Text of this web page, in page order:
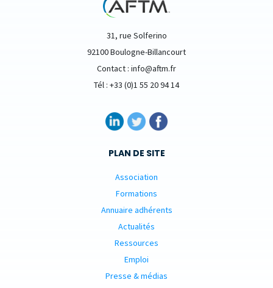
31, rue Solferino
92100 Boulogne-Billancourt
Contact : info@aftm.fr
Tél : +33 (0)1 55 20 94 14
PLAN DE SITE
Association
Formations
Annuaire adhérents
Actualités
Ressources
Emploi
Presse & médias